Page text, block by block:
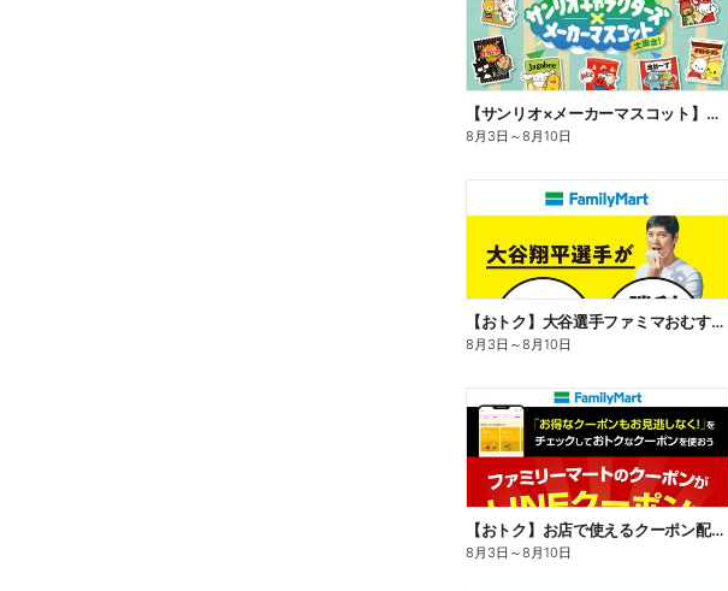
【サンリオ×メーカーマスコット】オリジナルグッズ貰える!
8月3日 ～8月10日
【おトク】大谷選手ファミマおむすび割
8月3日 ～8月10日
【おトク】お店で使えるクーポン配信中
8月3日 ～8月10日